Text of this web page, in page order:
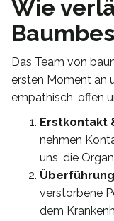
Wie
Das Team von
ersten Moment an
empathisch, offen
Erstkontakt
nehmen
uns, die
verstorbene
dem